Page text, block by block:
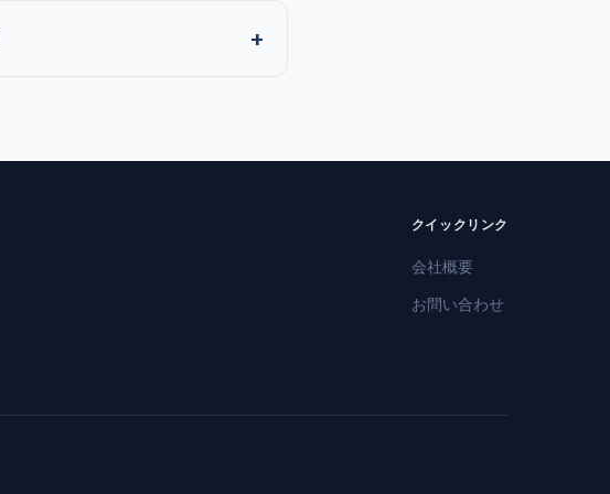
クイックリンク
会社概要
お問い合わせ